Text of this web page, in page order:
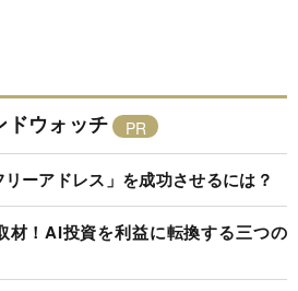
ドウォッチ
ーアドレス」を成功させるには？
材！AI投資を利益に転換する三つの